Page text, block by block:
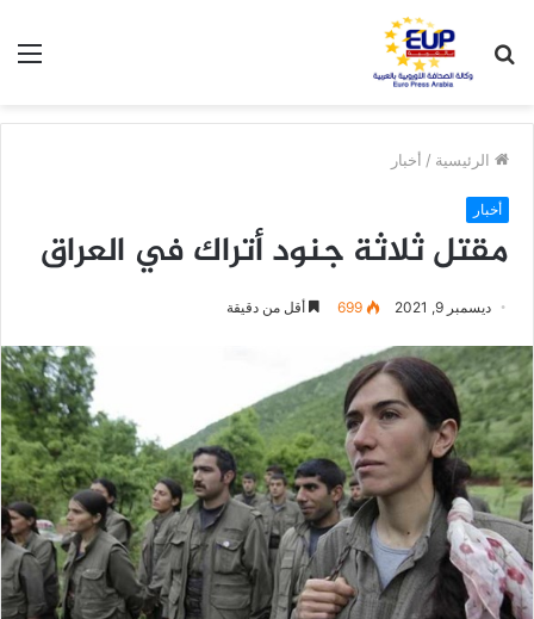
عن
الرئيسية / أخبار
أخبار
مقتل ثلاثة جنود أتراك في العراق
ديسمبر 9, 2021 699 أقل من دقيقة